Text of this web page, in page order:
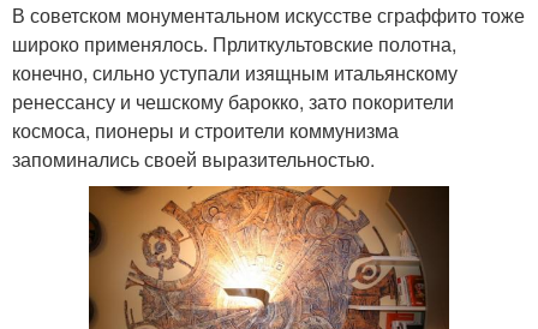
В советском монументальном искусстве сграффито тоже
широко применялось. Прлиткультовские полотна,
конечно, сильно уступали изящным итальянскому
ренессансу и чешскому барокко, зато покорители
космоса, пионеры и строители коммунизма
запоминались своей выразительностью.